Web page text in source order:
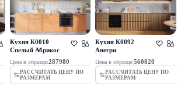
Кухня К0010
Спелый Абрикос
Цена в образце:287980
РАССЧИТАТЬ ЦЕНУ ПО
РАЗМЕРАМ
Кухня К0092
Анегри
Цена в образце:560820
РАССЧИТАТЬ ЦЕНУ ПО
РАЗМЕРАМ